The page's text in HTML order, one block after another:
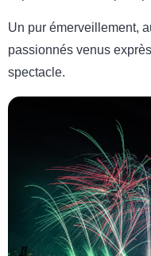
Un pur émerveillement,
passionnés venus
spectacle.